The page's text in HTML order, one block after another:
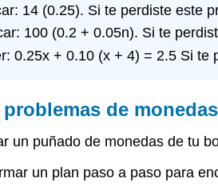
14 (0.25). Si te perdiste este
100 (0.2 + 0.05n). Si te
0.25x + 0.10 (x + 4) = 2.5 Si te
de monedas
un puñado de monedas de tu
un plan paso a paso para